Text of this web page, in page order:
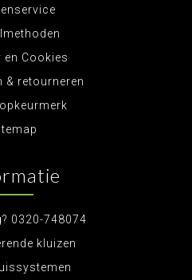
en Cookies
& retourneren
0320-748074
kluizen